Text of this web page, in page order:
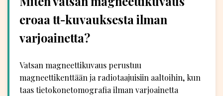
eroaa tt-kuvauksesta ilman
varjoainetta?
Vatsan magneettikuvaus perustuu
magneettikenttään ja radiotaajuisiin aaltoihin, kun
taas tietokonetomografia ilman varjoainetta